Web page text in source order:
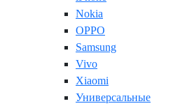
Nokia
OPPO
Samsung
Vivo
Xiaomi
Универсальные